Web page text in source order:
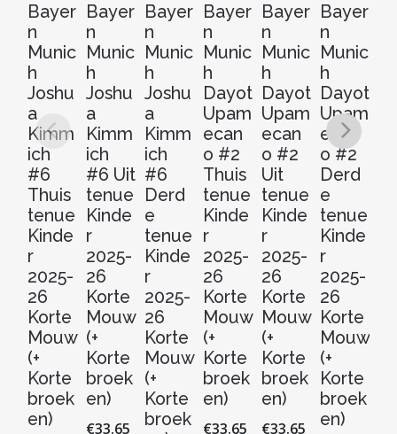
Bayer
n
Munic
h
Joshu
a
Kimm
ich
#6
Thuis
tenue
Kinde
r
2025-
26
Korte
Mouw
(+
Korte
broek
en)
Bayer
n
Munic
h
Joshu
a
Kimm
ich
#6 Uit
tenue
Kinde
r
2025-
26
Korte
Mouw
(+
Korte
broek
en)
€33.65
Bayer
n
Munic
h
Joshu
a
Kimm
ich
#6
Derd
e
tenue
Kinde
r
2025-
26
Korte
Mouw
(+
Korte
broek
Bayer
n
Munic
h
Dayot
Upam
ecan
o #2
Thuis
tenue
Kinde
r
2025-
26
Korte
Mouw
(+
Korte
broek
en)
€33.65
Bayer
n
Munic
h
Dayot
Upam
ecan
o #2
Uit
tenue
Kinde
r
2025-
26
Korte
Mouw
(+
Korte
broek
en)
€33.65
Bayer
n
Munic
h
Dayot
Upam
ecan
o #2
Derd
e
tenue
Kinde
r
2025-
26
Korte
Mouw
(+
Korte
broek
en)